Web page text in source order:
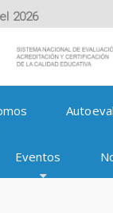
2026
Eventos